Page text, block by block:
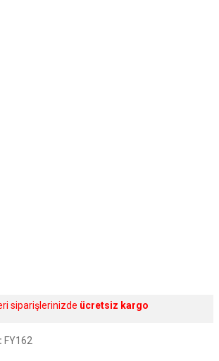
siparişlerinizde ücretsiz kargo
FY162